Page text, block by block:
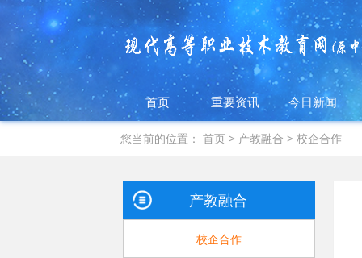
首页 重要资讯 今日新闻
您当前的位置：首页 > 产教融合 >校企合作
产教融合
校企合作